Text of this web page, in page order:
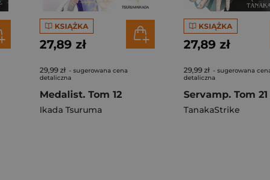
KSIĄŻKA
27,89 zł
29,99 zł - sugerowana cena
detaliczna
Medalist. Tom 12
Ikada Tsuruma
KSIĄŻKA
27,89 zł
29,99 zł - sugerowana
detaliczna
Servamp. Tom 21
TanakaStrike